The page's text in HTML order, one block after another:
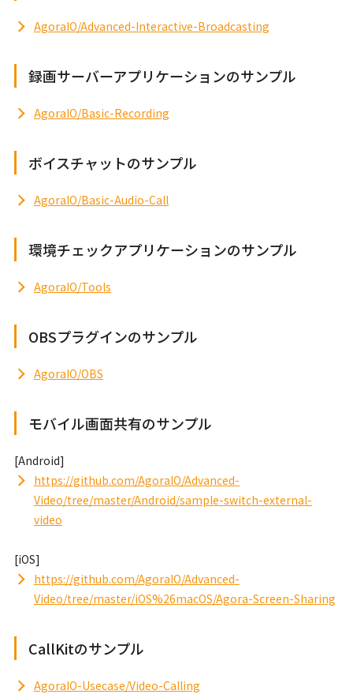
AgoraIO/Advanced-Interactive-Broadcasting
録画サーバーアプリケーションのサンプル
AgoraIO/Basic-Recording
ボイスチャットのサンプル
AgoraIO/Basic-Audio-Call
環境チェックアプリケーションのサンプル
AgoraIO/Tools
OBSプラグインのサンプル
AgoraIO/OBS
モバイル画面共有のサンプル
[Android]
https://github.com/AgoraIO/Advanced-
Video/tree/master/Android/sample-switch-external-
video
[iOS]
https://github.com/AgoraIO/Advanced-
Video/tree/master/iOS%26macOS/Agora-Screen-Sharing
CallKitのサンプル
AgoraIO-Usecase/Video-Calling